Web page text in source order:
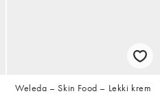
Weleda – Skin Food – Lekki krem